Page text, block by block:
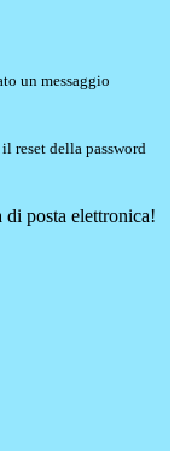
un messaggio
reset della password
posta elettronica!